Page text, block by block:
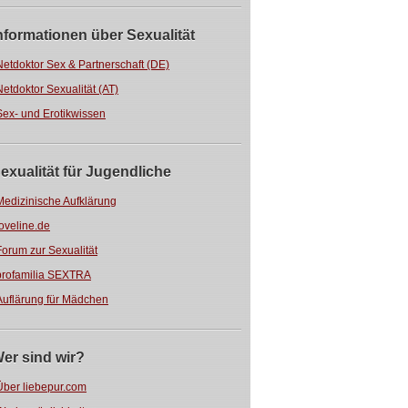
über Sexualität
Sex & Partnerschaft (DE)
Sexualität (AT)
und Erotikwissen
für Jugendliche
Aufklärung
zur Sexualität
SEXTRA
für Mädchen
sind wir?
liebepur.com